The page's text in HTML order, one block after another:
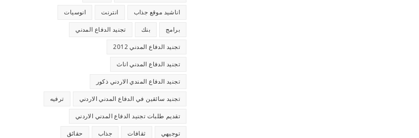
اناشيد موقع جذاب انترنت انوسيات
برامج بنك تجنيد الدفاع المدني
تجنيد الدفاع المدني 2012
تجنيد الدفاع المدني اناث
تجنيد الدفاع المندي الاردني ذكور
تجنيد سائقين في الدفاع المدني الاردني ترفيه
تقديم طلبات تجنيد الدفاع المدني الاردني
توجيهي ثقافات جذاب حقائق